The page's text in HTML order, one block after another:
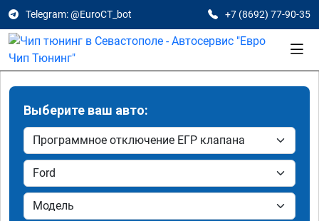
Telegram: @EuroCT_bot +7 (8692) 77-90-35
Выберите ваш авто: